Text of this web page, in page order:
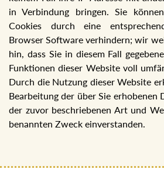
in Verbindung bringen. Sie
Cookies durch eine
Browser Software verhindern; wir
hin, dass Sie in diesem Fall
Funktionen dieser Website voll
Durch die Nutzung dieser Website
Bearbeitung der über Sie erhobenen
der zuvor beschriebenen Art und
benannten Zweck einverstanden.